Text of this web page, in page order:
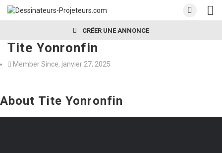
CRÉER UNE ANNONCE
Tite Yonronfin
Member Since, janvier 27, 2025
About Tite Yonronfin